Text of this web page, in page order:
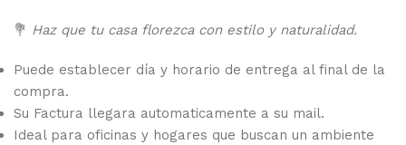
💐 Haz que tu casa florezca con estilo y naturalidad.
Puede establecer día y horario de entrega al final de la
compra.
Su Factura llegara automaticamente a su mail.
Ideal para oficinas y hogares que buscan un ambiente